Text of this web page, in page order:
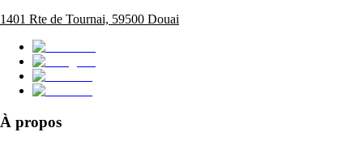
1401 Rte de Tournai, 59500 Douai
À propos